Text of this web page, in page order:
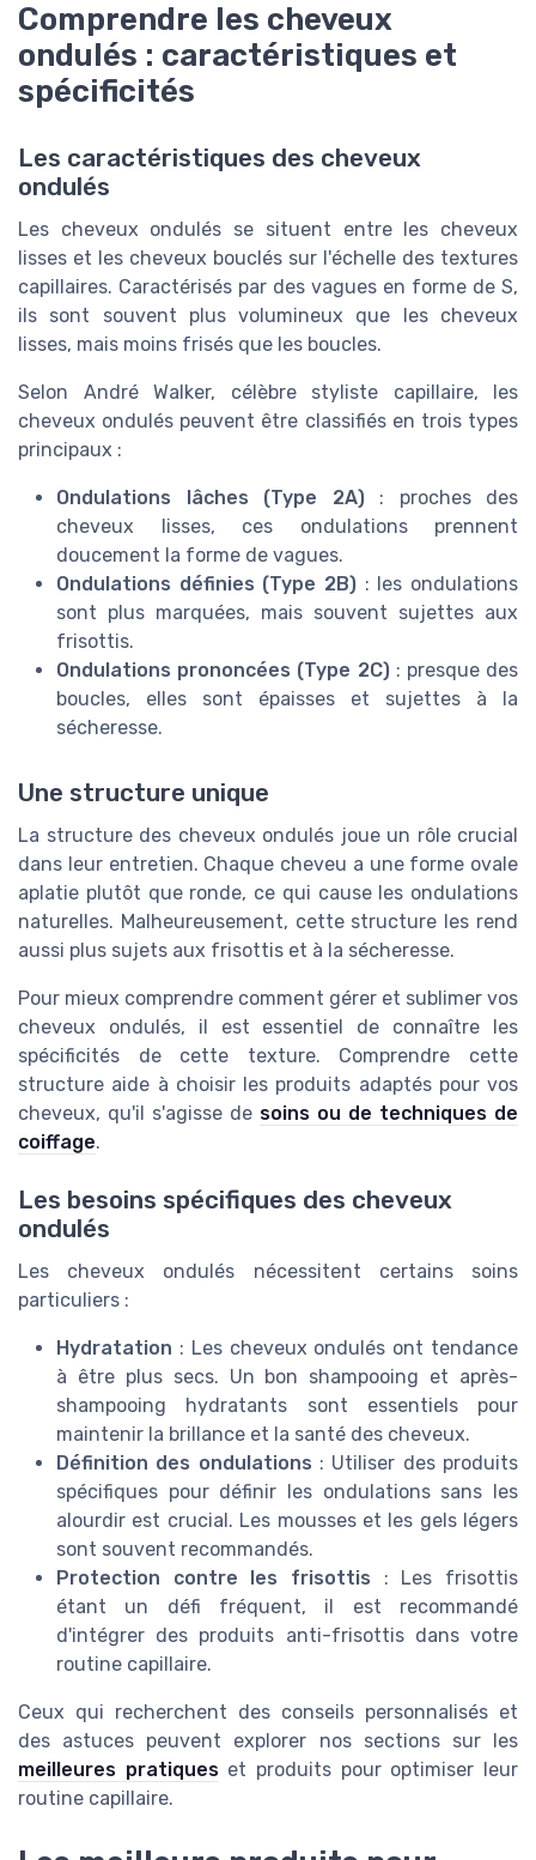
Comprendre les cheveux
ondulés : caractéristiques et
spécificités
Les caractéristiques des cheveux
ondulés
Les cheveux ondulés se situent entre les cheveux
lisses et les cheveux bouclés sur l'échelle des textures
capillaires. Caractérisés par des vagues en forme de S,
ils sont souvent plus volumineux que les cheveux
lisses, mais moins frisés que les boucles.
Selon André Walker, célèbre styliste capillaire, les
cheveux ondulés peuvent être classifiés en trois types
principaux :
Ondulations lâches (Type 2A): proches des
cheveux lisses, ces ondulations prennent
doucement la forme de vagues.
Ondulations définies (Type 2B) : les ondulations
sont plus marquées, mais souvent sujettes aux
frisottis.
Ondulations prononcées (Type 2C): presque des
boucles, elles sont épaisses et sujettes à la
sécheresse.
Une structure unique
La structure des cheveux ondulés joue un rôle crucial
dans leur entretien. Chaque cheveu a une forme ovale
aplatie plutôt que ronde, ce qui cause les ondulations
naturelles. Malheureusement, cette structure les rend
aussi plus sujets aux frisottis et à la sécheresse.
Pour mieux comprendre comment gérer et sublimer vos
cheveux ondulés, il est essentiel de connaître les
spécificités de cette texture. Comprendre cette
structure aide à choisir les produits adaptés pour vos
cheveux, qu'il s'agisse de soins ou de techniques de
coiffage.
Les besoins spécifiques des cheveux
ondulés
Les cheveux ondulés nécessitent certains soins
particuliers :
Hydratation : Les cheveux ondulés ont tendance
à être plus secs. Un bon shampooing et après-
shampooing hydratants sont essentiels pour
maintenir la brillance et la santé des cheveux.
Définition des ondulations : Utiliser des produits
spécifiques pour définir les ondulations sans les
alourdir est crucial. Les mousses et les gels légers
sont souvent recommandés.
Protection contre les frisottis : Les frisottis
étant un défi fréquent, il est recommandé
d'intégrer des produits anti-frisottis dans votre
routine capillaire.
Ceux qui recherchent des conseils personnalisés et
des astuces peuvent explorer nos sections sur les
meilleures pratiqueset produits pour optimiser leur
routine capillaire.